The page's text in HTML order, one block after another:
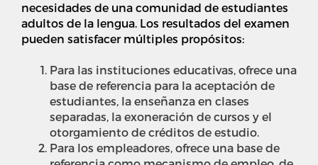
necesidades de una comunidad de estudiantes
adultos de la lengua. Los resultados del examen
pueden satisfacer múltiples propósitos:
Para las instituciones educativas, ofrece una
base de referencia para la aceptación de
estudiantes, la enseñanza en clases
separadas, la exoneración de cursos y el
otorgamiento de créditos de estudio.
Para los empleadores, ofrece una base de